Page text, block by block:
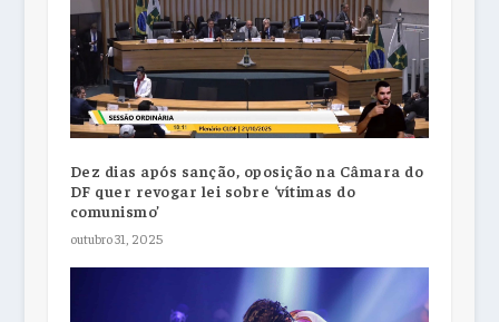
Dez dias após sanção, oposição na Câmara do
DF quer revogar lei sobre ‘vítimas do
comunismo’
outubro 31, 2025